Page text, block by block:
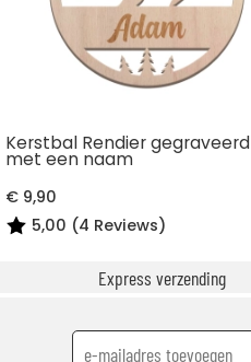
Kerstbal Rendier gegraveerd
met een naam
€ 9,90
5,00 (4 Reviews)
Express verzending